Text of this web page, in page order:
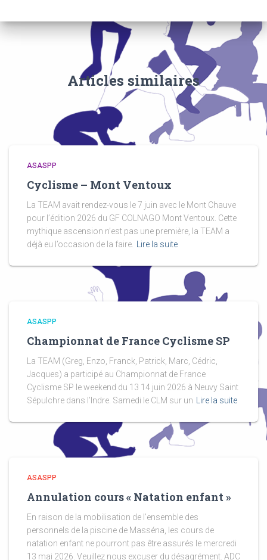
Articles similaires
ASASPP
Cyclisme – Mont Ventoux
La TEAM avait rendez-vous le 7 juin avec le Mont Chauve
pour l’édition 2026 du GF COLNAGO Mont Ventoux. Cette
mythique ascension n’est pas une première, la TEAM a
déjà eu l’occasion de la faire.
Lire la suite
ASASPP
Championnat de France Cyclisme SP
La TEAM (Greg, Enzo, Franck, Patrick, Marc, Cédric,
Jacques) a participé au Championnat de France
Cyclisme SP le weekend du 13 14 juin 2026 à Neuvy Saint
Sépulchre dans l’Indre. Samedi le CLM sur un
Lire la suite
ASASPP
Annulation cours « Natation enfant »
En raison de la mobilisation de l’ensemble des
personnels de la piscine de Masséna, les cours de
natation enfant ne pourront pas être assurés le mercredi
13 mai 2026. Veuillez nous excuser du désagrément. ADC